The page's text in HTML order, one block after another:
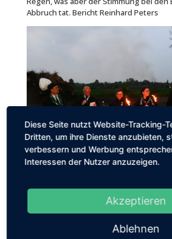
Abbruch tat. Bericht Reinhard Peters
Robert Achten, Präsident Erik
Oster
Diese Seite nutzt Website-Tracking-
Dritten, um ihre Dienste anzubieten,
verbessern und Werbung
Interessen der Nutzer anzuzeigen.
Akzeptieren
Ablehnen